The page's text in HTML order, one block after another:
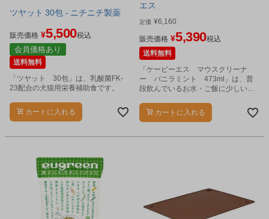
ツヤット 30包 - ニチニチ製薬
販売価格 ¥5,500税込
会員価格あり
送料無料
「ツヤット 30包」は、乳酸菌FK-
23配合の犬猫用栄養補助食です。
カートに入れる
エス
定価 ¥6,160
販売価格 ¥5,390税込
送料無料
「ケーピーエス マウスクリーナ
ー バニラミント 473ml」は、普
段飲んでいるお水・ご飯に少しいれ
アです。
カートに入れる